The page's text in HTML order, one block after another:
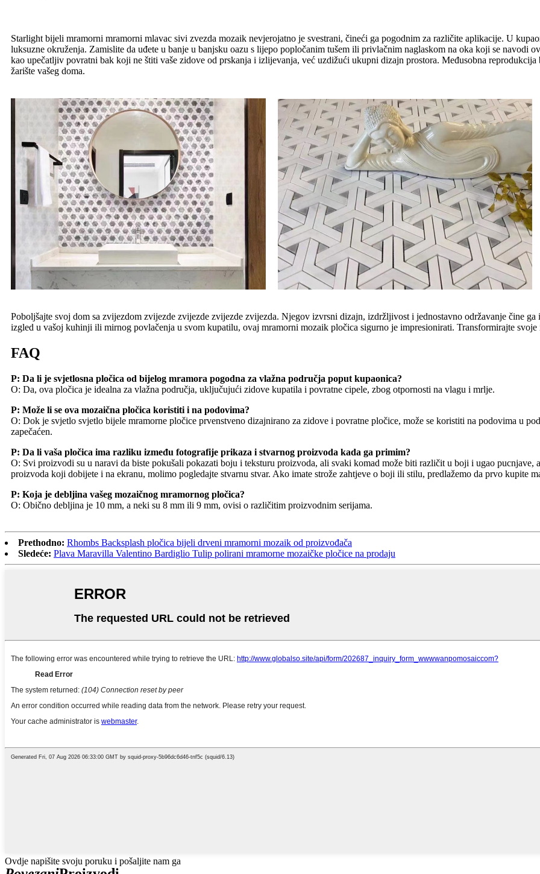
Starlight bijeli mramorni mramorni mlavac sivi zvezda mozaik nevjerojatno je svestrani, čineći ga pogodnim za različite aplikacije. U
luksuzne okruženja. Zamislite da uđete u banje u banjsku oazu s lijepo popločanim tušem ili privlačnim naglaskom na oka koji se navodi
kao upečatljiv povratni bak koji ne štiti vaše zidove od prskanja i izlijevanja, već uzdižući ukupni dizajn prostora. Međusobna
žarište vašeg doma.
Poboljšajte svoj dom sa zvijezdom zvijezde zvijezde zvijezde zvijezda. Njegov izvrsni dizajn, izdržljivost i jednostavno održavanje čine
izgled u vašoj kuhinji ili mirnog povlačenja u svom kupatilu, ovaj mramorni mozaik pločica sigurno je impresionirati. Transformirajte
FAQ
P: Da li je svjetlosna pločica od bijelog mramora pogodna za vlažna područja poput kupaonica?
O: Da, ova pločica je idealna za vlažna područja, uključujući zidove kupatila i povratne cipele, zbog otpornosti na vlagu i mrlje.
P: Može li se ova mozaična pločica koristiti i na podovima?
O: Dok je svjetlo svjetlo bijele mramorne pločice prvenstveno dizajnirano za zidove i povratne pločice, može se koristiti na podovima u
zapečaćen.
P: Da li vaša pločica ima razliku između fotografije prikaza i stvarnog proizvoda kada ga primim?
O: Svi proizvodi su u naravi da biste pokušali pokazati boju i teksturu proizvoda, ali svaki komad može biti različit u boji i ugao
proizvoda koji dobijete i na ekranu, molimo pogledajte stvarnu stvar. Ako imate strože zahtjeve o boji ili stilu, predlažemo da prvo kupite
P: Koja je debljina vašeg mozaičnog mramornog pločica?
O: Obično debljina je 10 mm, a neki su 8 mm ili 9 mm, ovisi o različitim proizvodnim serijama.
Prethodno: Rhombs Backsplash pločica bijeli drveni mramorni mozaik od proizvođača
Sledeće: Plava Maravilla Valentino Bardiglio Tulip polirani mramorne mozaičke pločice na prodaju
Ovdje napišite svoju poruku i pošaljite nam ga